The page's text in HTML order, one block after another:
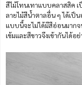
สีไม้โทนเทาแบบคลาสสิค
ลายไม้สีน้ำตาลอื่น ๆ ได้เป็น
แบบนี้จะไม่ได้มีสีอ่อนมากจ
เข้มและสีขาวจึงเข้ากันได้อ